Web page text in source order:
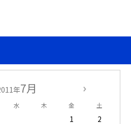
年7月
水 木 金 土
1
2